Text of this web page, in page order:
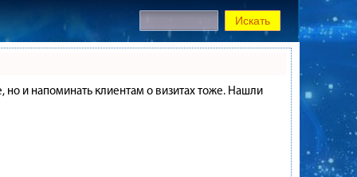
но и напоминать клиентам о визитах тоже. Нашли